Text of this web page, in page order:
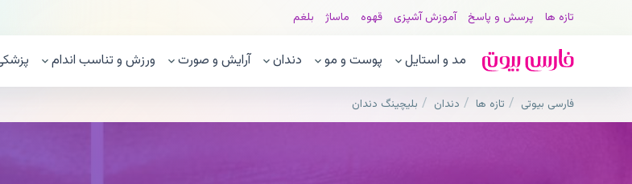
تازه ها پرسش و پاسخ آموزش آشپزی قهوه ماساژ بلغم
مد و استایل پوست و مو دندان آرایش و صورت ورزش و تناسب اندام
فارسی بیوتی تازه ها دندان بلیچینگ دندان